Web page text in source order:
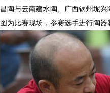
昌陶与云南建水陶、广西钦州坭
图为比赛现场，参赛选手进行陶器